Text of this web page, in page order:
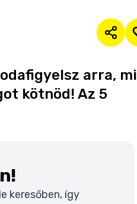
arra, mi
kötnöd! Az 5
keresőben, így